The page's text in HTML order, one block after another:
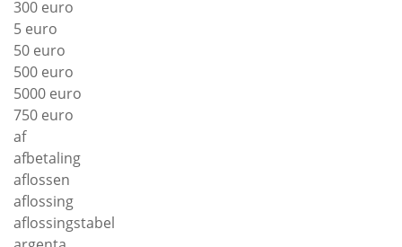
300 euro
5 euro
50 euro
500 euro
5000 euro
750 euro
af
afbetaling
aflossen
aflossing
aflossingstabel